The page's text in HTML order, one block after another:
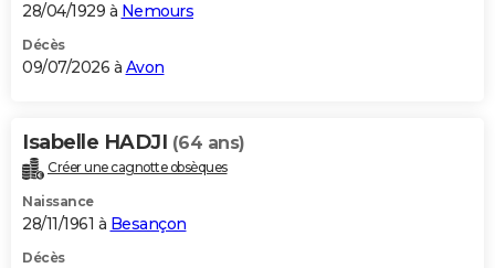
28/04/1929 à Nemours
Décès
09/07/2026 à Avon
Isabelle HADJI (64 ans)
Créer une cagnotte obsèques
Naissance
28/11/1961 à Besançon
Décès